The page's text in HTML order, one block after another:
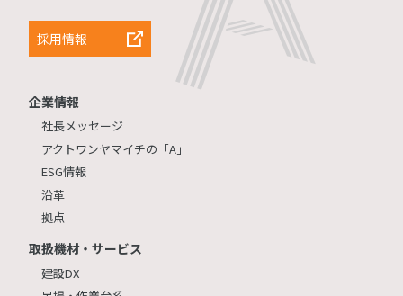
採用情報
企業情報
社長メッセージ
アクトワンヤマイチの「A」
ESG情報
沿革
拠点
取扱機材・サービス
建設DX